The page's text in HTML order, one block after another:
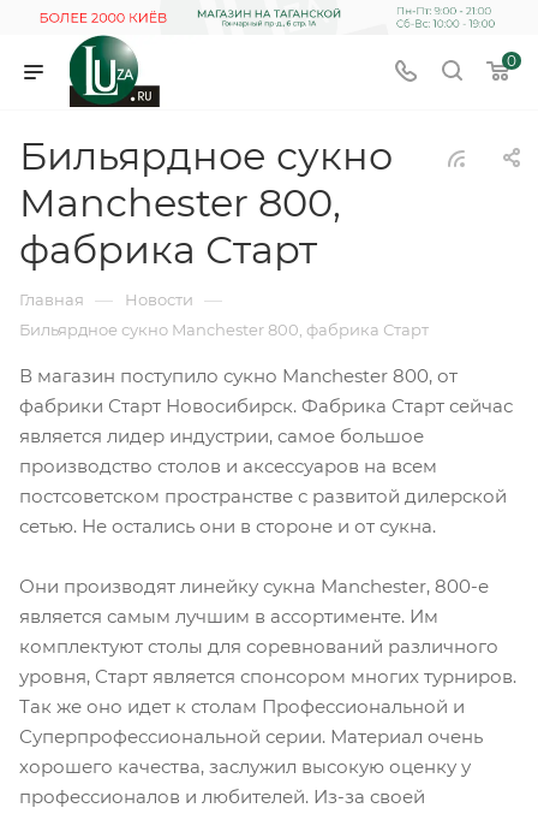
0
Бильярдное сукно
Manchester 800,
фабрика Старт
Главная — Новости —
Бильярдное сукно Manchester 800, фабрика Старт
В магазин поступило сукно Manchester 800, от
фабрики Старт Новосибирск. Фабрика Старт сейчас
является лидер индустрии, самое большое
производство столов и аксессуаров на всем
постсоветском пространстве с развитой дилерской
сетью. Не остались они в стороне и от сукна.
Они производят линейку сукна Manchester, 800-е
является самым лучшим в ассортименте. Им
комплектуют столы для соревнований различного
уровня, Старт является спонсором многих турниров.
Так же оно идет к столам Профессиональной и
Суперпрофессиональной серии. Материал очень
хорошего качества, заслужил высокую оценку у
профессионалов и любителей. Из-за своей